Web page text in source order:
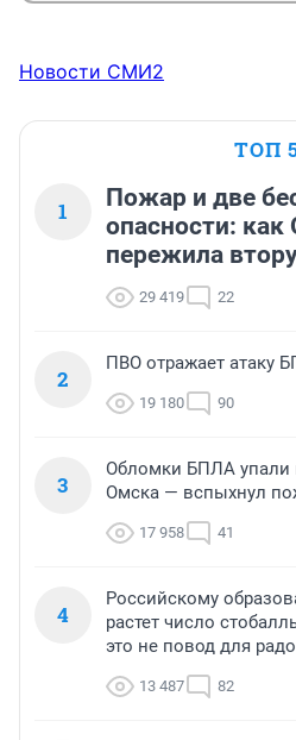
Новости СМИ2
ТОП
1
Пожар и две
опасности:
пережила
29 419 22
2
ПВО отражает атаку
19 180 90
3
Обломки БПЛА упали
Омска — вспыхнул
17 958 41
4
Российскому
растет число
это не повод для
13 487 82